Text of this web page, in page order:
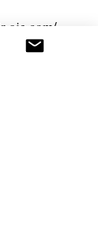
aje.com/